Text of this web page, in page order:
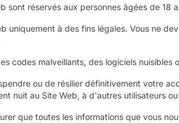
sont réservés aux personnes âgées de
uniquement à des fins légales. Vous ne
codes malveillants, des logiciels
ou de résilier définitivement votre
nuit au Site Web, à d'autres utilisateurs
que toutes les informations que vous